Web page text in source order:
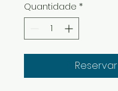
Quantidade *
Reservar